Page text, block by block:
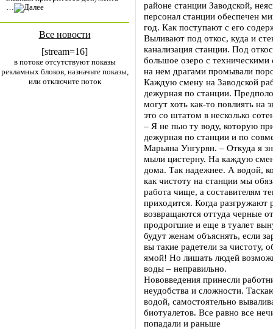
…
Все новости
[stream=16]
в потоке отсутствуют показы
рекламных блоков, назначьте показы,
или отключите поток
районе станции Заводской,
персонал станции обеспечен
год. Как поступают с его
Выливают под откос, куда и
канализация станции. Под
большое озеро с техническими
на нем драгами промывали
Каждую смену на Заводской
дежурная по станции.
могут хоть как-то повлиять на
это со штатом в несколько
– Я не пью ту воду, которую
дежурная по станции и по
Марьяна Унгурян. – Откуда я
мыли цистерну. На каждую
дома. Так надежнее. А водой,
как чистоту на станции мы
работа чище, а составителям
приходится. Когда разгружают
возвращаются оттуда черные
продрогшие и еще в туалет
будут женам объяснять, если
вы такие радетели за чистоту,
ямой! Но лишать людей
воды – неправильно.
Нововведения принесли
неудобства и сложности.
водой, самостоятельно
биотуалетов. Все равно все
попадали и раньше